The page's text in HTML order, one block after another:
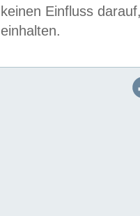
keinen Einfluss
einhalten.